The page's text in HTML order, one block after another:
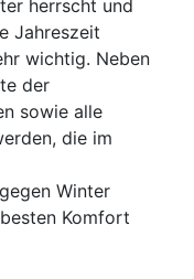
herrscht und
Jahreszeit
wichtig. Neben
der
sowie alle
die im
Winter
Komfort